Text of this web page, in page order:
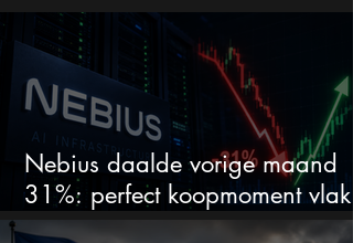
Nebius daalde vorige maand
31%: perfect koopmoment vlak
voor kwartaalcijfers?